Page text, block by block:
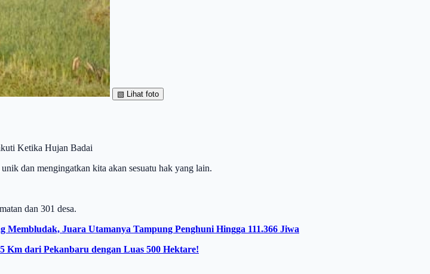
▧ Lihat foto
Ketika Hujan Badai
dan mengingatkan kita akan sesuatu hak yang lain.
dan 301 desa.
Juara Utamanya Tampung Penghuni Hingga 111.366 Jiwa
Km dari Pekanbaru dengan Luas 500 Hektare!